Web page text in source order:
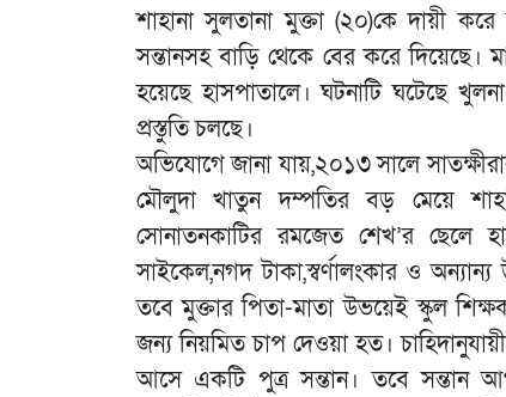
শাহানা সুলতানা মুক্তা (২০)কে দায়ী
সন্তানসহ বাড়ি থেকে বের করে দিয়েছে।
হয়েছে হাসপাতালে। ঘটনাটি ঘটেছে
প্রস্তুতি চলছে।
অভিযোগে জানা যায়,২০১৩ সালে
মৌলুদা খাতুন দম্পতির বড় মেয়ে
সোনাতনকাটির রমজেত শেখ’র ছেলে
সাইকেল,নগদ টাকা,স্বর্ণালংকার ও
তবে মুক্তার পিতা-মাতা উভয়েই স্কুল
জন্য নিয়মিত চাপ দেওয়া হত।
আসে একটি পুত্র সন্তান। তবে সন্তান